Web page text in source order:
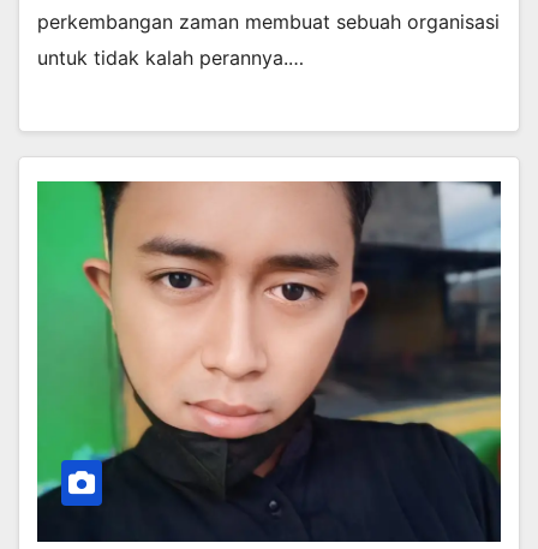
perkembangan zaman membuat sebuah organisasi
untuk tidak kalah perannya.…